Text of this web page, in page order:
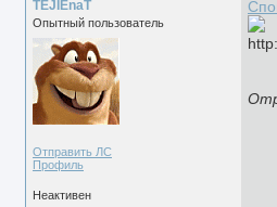
TEJIEnaT
Опытный пользователь
Отправить ЛС
Профиль
Неактивен